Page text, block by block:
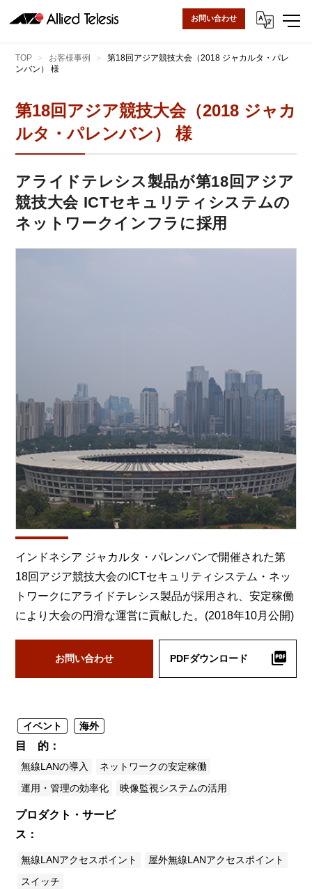
お問い合わせ
TOP お客様事例
第18回アジア競技大会（2018 ジャカルタ・パレ
ンバン） 様
第18回アジア競技大会（2018 ジャカ
ルタ・パレンバン） 様
アライドテレシス製品が第18回アジア
競技大会 ICTセキュリティシステムの
ネットワークインフラに採用
インドネシア ジャカルタ・パレンバンで開催された第
18回アジア競技大会のICTセキュリティシステム・ネッ
トワークにアライドテレシス製品が採用され、安定稼働
により大会の円滑な運営に貢献した。(2018年10月公開)
お問い合わせ PDFダウンロード
イベント 海外
目 的
無線LANの導入
ネットワークの安定稼働
運用・管理の効率化
映像監視システムの活用
プロダクト・サービ
ス
無線LANアクセスポイント
屋外無線LANアクセスポイント
スイッチ